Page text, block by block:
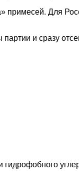
примесей. Для
и сразу
гидрофобного